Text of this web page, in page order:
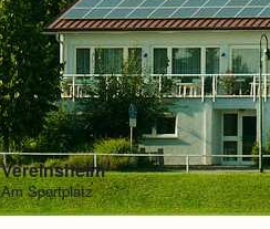
Vereinsheim
Am Sportplatz